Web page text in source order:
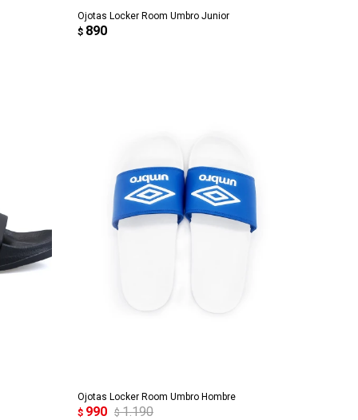
Ojotas Locker Room Umbro Junior
$ 890
Ojotas Locker Room Umbro Hombre
$ 990 $ 1.190